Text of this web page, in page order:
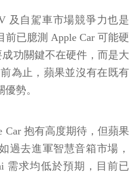
及自駕車市場競爭力也是
已臆測 Apple Car 可能硬
功關鍵不在硬件，而是大
為止，蘋果並沒有在既有
勢。
Car 抱有高度期待，但蘋果
過去進軍智慧音箱市場，
需求均低於預期，目前已